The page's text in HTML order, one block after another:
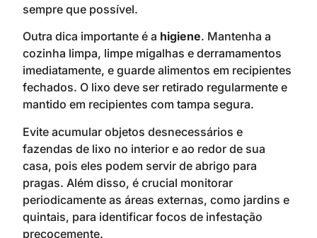
sempre que possível.
Outra dica importante é a higiene. Mantenha a
cozinha limpa, limpe migalhas e derramamentos
imediatamente, e guarde alimentos em recipientes
fechados. O lixo deve ser retirado regularmente e
mantido em recipientes com tampa segura.
Evite acumular objetos desnecessários e
fazendas de lixo no interior e ao redor de sua
casa, pois eles podem servir de abrigo para
pragas. Além disso, é crucial monitorar
periodicamente as áreas externas, como jardins e
quintais, para identificar focos de infestação
precocemente.